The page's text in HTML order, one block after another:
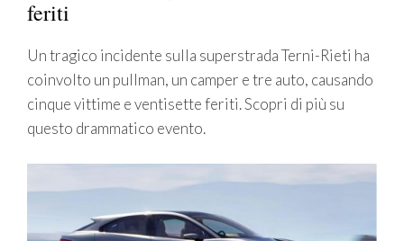
feriti
Un tragico incidente sulla superstrada Terni-Rieti ha
coinvolto un pullman, un camper e tre auto, causando
cinque vittime e ventisette feriti. Scopri di più su
questo drammatico evento.